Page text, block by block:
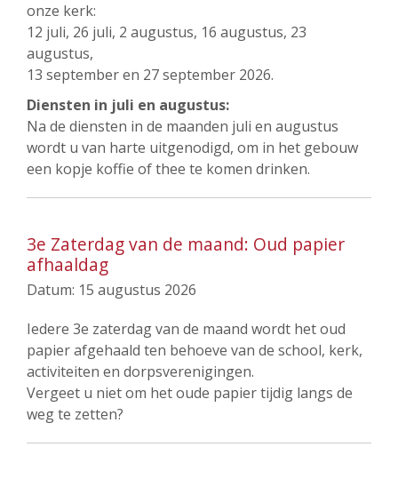
onze kerk:
12 juli, 26 juli, 2 augustus, 16 augustus, 23
augustus,
13 september en 27 september 2026.
Diensten in juli en augustus:
Na de diensten in de maanden juli en augustus
wordt u van harte uitgenodigd, om in het gebouw
een kopje koffie of thee te komen drinken.
3e Zaterdag van de maand: Oud papier
afhaaldag
Datum: 15 augustus 2026
Iedere 3e zaterdag van de maand wordt het oud
papier afgehaald ten behoeve van de school, kerk,
activiteiten en dorpsverenigingen.
Vergeet u niet om het oude papier tijdig langs de
weg te zetten?